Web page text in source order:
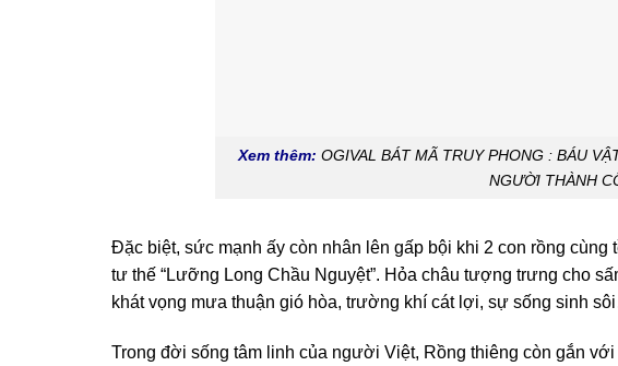
Xem thêm: OGIVAL BÁT MÃ TRUY PHONG : BÁU
NGƯỜI THÀNH
Đặc biệt, sức mạnh ấy còn nhân lên gấp bội khi 2 con rồng
tư thế “Lưỡng Long Chầu Nguyệt”. Hỏa châu tượng trưng cho
khát vọng mưa thuận gió hòa, trường khí cát lợi, sự sống sinh
Trong đời sống tâm linh của người Việt, Rồng thiêng còn gắn